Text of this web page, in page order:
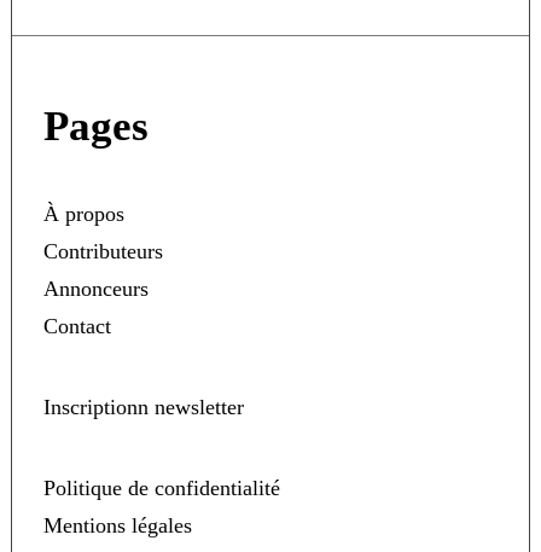
Pages
À propos
Contributeurs
Annonceurs
Contact
Inscriptionn newsletter
Politique de confidentialité
Mentions légales